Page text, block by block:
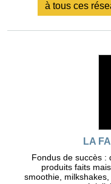
à tous ces
LA
Fondus de succès :
produits faits
smoothie,